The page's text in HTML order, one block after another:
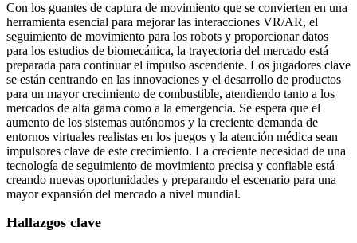
Con los guantes de captura de movimiento que se convierten en una
herramienta esencial para mejorar las interacciones VR/AR, el
seguimiento de movimiento para los robots y proporcionar datos
para los estudios de biomecánica, la trayectoria del mercado está
preparada para continuar el impulso ascendente. Los jugadores clave
se están centrando en las innovaciones y el desarrollo de productos
para un mayor crecimiento de combustible, atendiendo tanto a los
mercados de alta gama como a la emergencia. Se espera que el
aumento de los sistemas autónomos y la creciente demanda de
entornos virtuales realistas en los juegos y la atención médica sean
impulsores clave de este crecimiento. La creciente necesidad de una
tecnología de seguimiento de movimiento precisa y confiable está
creando nuevas oportunidades y preparando el escenario para una
mayor expansión del mercado a nivel mundial.
Hallazgos clave